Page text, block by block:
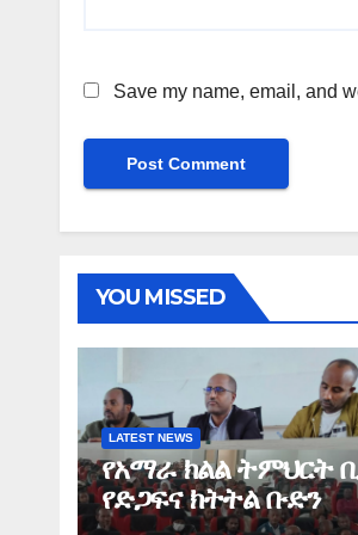
Save my name, email, and
YOU MISSED
LATEST NEWS
የአማራ ክልል ትምህርት
የድጋፍና ክትትል ቡድን